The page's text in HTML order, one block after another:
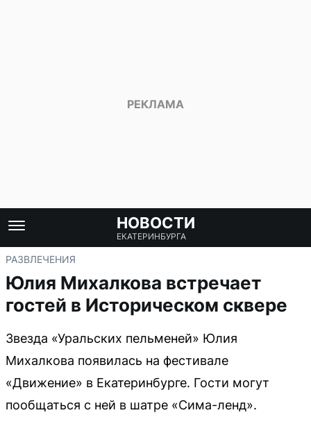
НОВОСТИ
ЕКАТЕРИНБУРГА
РАЗВЛЕЧЕНИЯ
Юлия Михалкова встречает
гостей в Историческом сквере
Звезда «Уральских пельменей» Юлия
Михалкова появилась на фестивале
«Движение» в Екатеринбурге. Гости могут
пообщаться с ней в шатре «Сима-ленд».